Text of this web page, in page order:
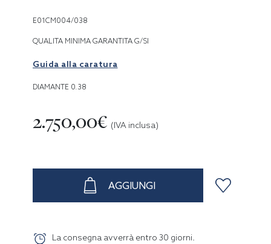
E01CM004/038
QUALITA MINIMA GARANTITA G/SI
Guida alla caratura
DIAMANTE 0.38
2.750,00€ (IVA inclusa)
AGGIUNGI
La consegna avverrà entro 30 giorni.